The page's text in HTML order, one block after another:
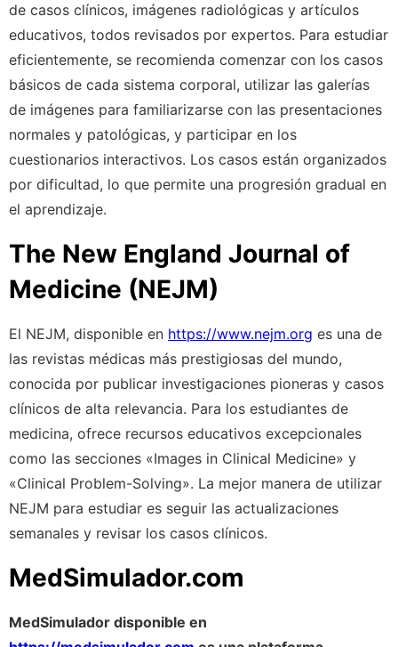
de casos clínicos, imágenes radiológicas y artículos
educativos, todos revisados por expertos. Para estudiar
eficientemente, se recomienda comenzar con los casos
básicos de cada sistema corporal, utilizar las galerías
de imágenes para familiarizarse con las presentaciones
normales y patológicas, y participar en los
cuestionarios interactivos. Los casos están organizados
por dificultad, lo que permite una progresión gradual en
el aprendizaje.
The New England Journal of
Medicine (NEJM)
El NEJM, disponible en https://www.nejm.org es una de
las revistas médicas más prestigiosas del mundo,
conocida por publicar investigaciones pioneras y casos
clínicos de alta relevancia. Para los estudiantes de
medicina, ofrece recursos educativos excepcionales
como las secciones «Images in Clinical Medicine» y
«Clinical Problem-Solving». La mejor manera de utilizar
NEJM para estudiar es seguir las actualizaciones
semanales y revisar los casos clínicos.
MedSimulador.com
MedSimulador disponible en